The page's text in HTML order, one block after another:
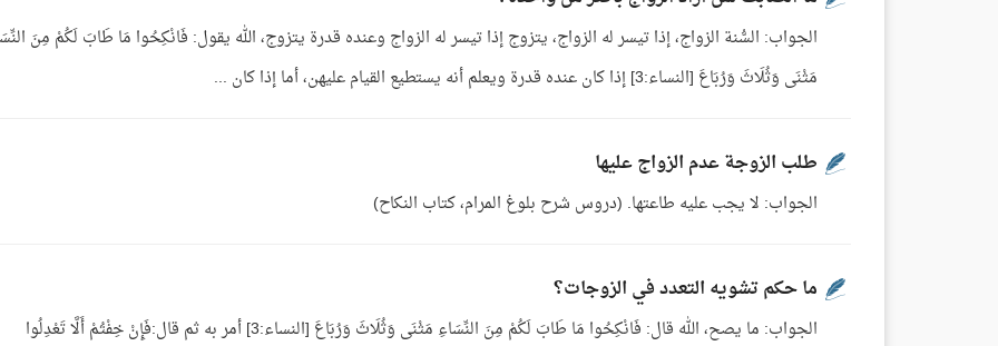
الجواب: السُّنة الزواج، إذا تيسر له الزواج، يتزوج إذا تيسر له الزواج وعنده قدرة يتزوج، الله يقول: فَانْكِحُوا مَا طَابَ لَكُمْ مِنَ
مَثْنَى وَثُلَاثَ وَرُبَاعَ [النساء:3] إذا كان عنده قدرة ويعلم أنه يستطيع القيام عليهن، أما إذا كان ...
طلب الزوجة عدم الزواج عليها
الجواب: لا يجب عليه طاعتها. (دروس شرح بلوغ المرام، كتاب النكاح)
ما حكم تشويه التعدد في الزوجات؟
الجواب: ما يصح، الله قال: فَانْكِحُوا مَا طَابَ لَكُمْ مِنَ النِّسَاءِ مَثْنَى وَثُلَاثَ وَرُبَاعَ [النساء:3] أمر به ثم قال:فَإِنْ خِفْتُمْ أَلَّا تَعْدِلُوا